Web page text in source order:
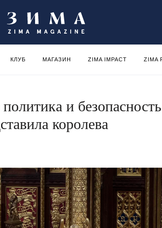
КЛУБ МАГАЗИН ZIMA IMPACT ZIMA
и
королева